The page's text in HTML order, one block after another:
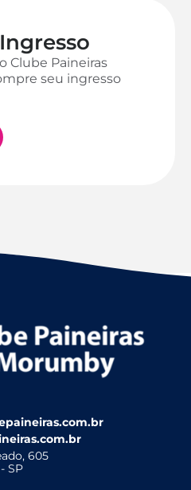
Clube Paineiras
seu ingresso
605
SP